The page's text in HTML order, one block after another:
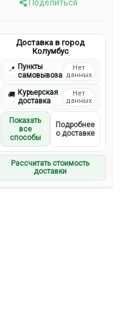
Поделиться
Доставка в город
Колумбус
📍 Пункты
самовывоза
Нет
данных
🚚 Курьерская
доставка
Нет
данных
Показать
все
способы
Подробнее
о доставке
Рассчитать стоимость
доставки